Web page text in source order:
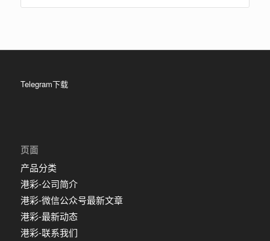
Telegram下载
页面
产品分类
港彩-公司简介
港彩-微信公众号最新文章
港彩-最新动态
港彩-联系我们